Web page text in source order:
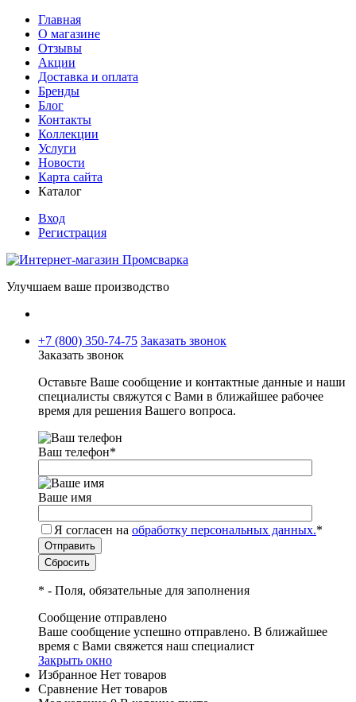
Главная
О магазине
Отзывы
Акции
Доставка и оплата
Бренды
Блог
Контакты
Коллекции
Услуги
Новости
Карта сайта
Каталог
Вход
Регистрация
Улучшаем ваше производство
+7 (800) 350-74-75 Заказать звонок
Заказать звонок
Оставьте Ваше сообщение и контактные данные и наши
специалисты свяжутся с Вами в ближайшее рабочее
время для решения Вашего вопроса.
Ваш телефон*
Ваше имя
Я согласен на обработку персональных данных.*
* - Поля, обязательные для заполнения
Сообщение отправлено
Ваше сообщение успешно отправлено. В ближайшее
время с Вами свяжется наш специалист
Закрыть окно
Избранное Нет товаров
Сравнение Нет товаров